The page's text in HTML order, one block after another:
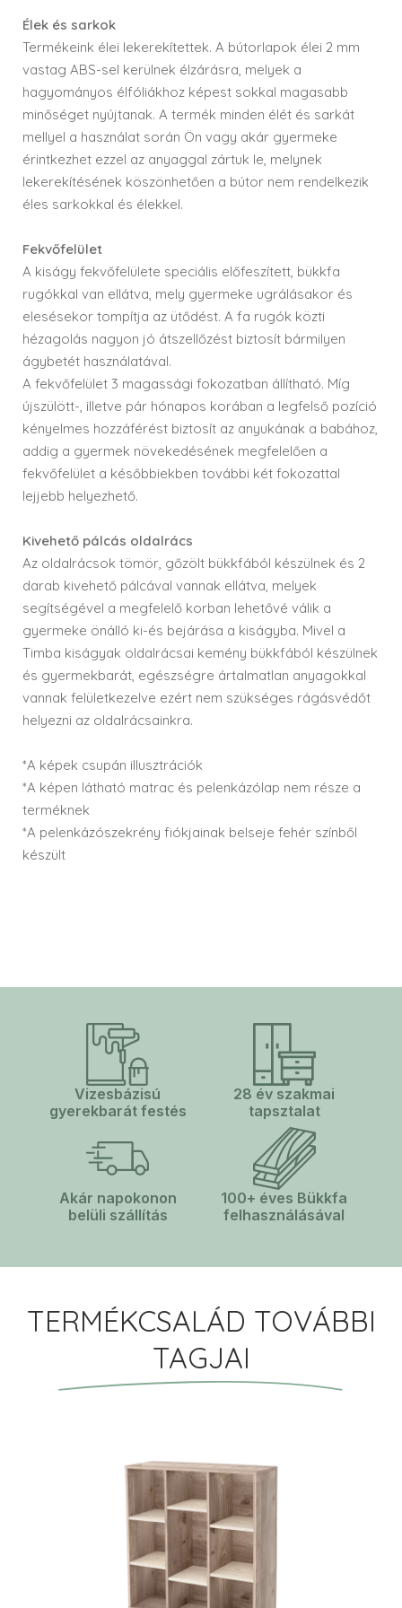
Élek és sarkok
Termékeink élei lekerekítettek. A bútorlapok élei 2 mm
vastag ABS-sel kerülnek élzárásra, melyek a
hagyományos élfóliákhoz képest sokkal magasabb
minőséget nyújtanak. A termék minden élét és sarkát
mellyel a használat során Ön vagy akár gyermeke
érintkezhet ezzel az anyaggal zártuk le, melynek
lekerekítésének köszönhetően a bútor nem rendelkezik
éles sarkokkal és élekkel.
Fekvőfelület
A kiságy fekvőfelülete speciális előfeszített, bükkfa
rugókkal van ellátva, mely gyermeke ugrálásakor és
elesésekor tompítja az ütődést. A fa rugók közti
hézagolás nagyon jó átszellőzést biztosít bármilyen
ágybetét használatával.
A fekvőfelület 3 magassági fokozatban állítható. Míg
újszülött-, illetve pár hónapos korában a legfelső pozíció
kényelmes hozzáférést biztosít az anyukának a babához,
addig a gyermek növekedésének megfelelően a
fekvőfelület a későbbiekben további két fokozattal
lejjebb helyezhető.
Kivehető pálcás oldalrács
Az oldalrácsok tömör, gőzölt bükkfából készülnek és 2
darab kivehető pálcával vannak ellátva, melyek
segítségével a megfelelő korban lehetővé válik a
gyermeke önálló ki-és bejárása a kiságyba. Mivel a
Timba kiságyak oldalrácsai kemény bükkfából készülnek
és gyermekbarát, egészségre ártalmatlan anyagokkal
vannak felületkezelve ezért nem szükséges rágásvédőt
helyezni az oldalrácsainkra.
*A képek csupán illusztrációk
*A képen látható matrac és pelenkázólap nem része a
terméknek
*A pelenkázószekrény fiókjainak belseje fehér színből
készült
Vizesbázisú
gyerekbarát festés
28 év szakmai
tapsztalat
Akár napokonon
belüli szállítás
100+ éves Bükkfa
felhasználásával
TERMÉKCSALÁD TOVÁBBI
TAGJAI